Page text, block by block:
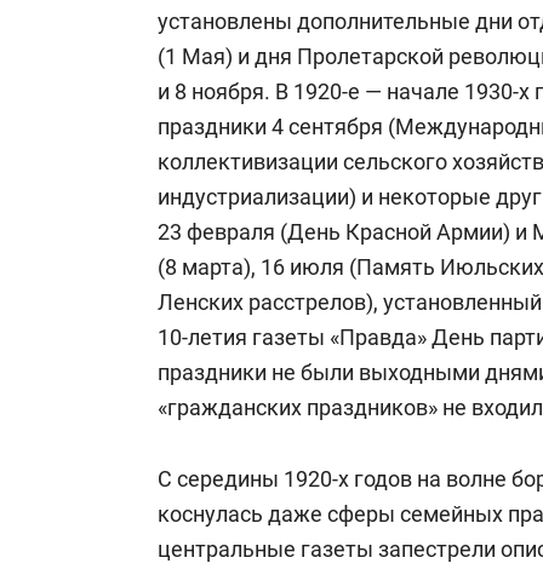
установлены дополнительные дни
(1 Мая) и дня Пролетарской
и 8 ноября. В 1920-е — начале 1930-х
праздники 4 сентября
коллективизации сельского
индустриализации) и некоторые
23 февраля (День Красной Армии)
(8 марта), 16 июля (Память
Ленских расстрелов),
10-летия газеты «Правда» День
праздники не были выходными
«гражданских праздников» не
С середины 1920-х годов на волне
коснулась даже сферы семейных
центральные газеты запестрели